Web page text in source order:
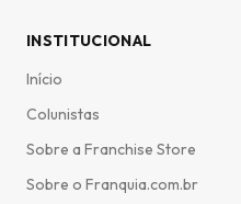
INSTITUCIONAL
Início
Colunistas
Sobre a Franchise Store
Sobre o Franquia.com.br